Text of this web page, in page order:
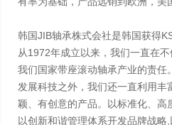
韩国JIB轴承株式会社是韩国获得
从1972年成立以来，我们一直在
我们国家带座滚动轴承产业的责任
发展科技之外，我们还一直利用
颖、有创意的产品。以标准化、高
以创新和谐管理体系开发品牌战略